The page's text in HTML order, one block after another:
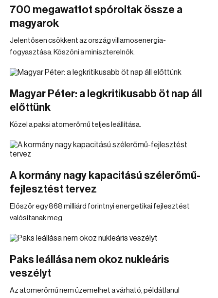
700 megawattot spóroltak össze a
magyarok
Jelentősen csökkent az ország villamosenergia-
fogyasztása. Köszöni a miniszterelnök.
Magyar Péter: a legkritikusabb öt nap áll
előttünk
Közel a paksi atomerőmű teljes leállítása.
A kormány nagy kapacitású szélerőmű-
fejlesztést tervez
Először egy 868 milliárd forintnyi energetikai fejlesztést
valósítanak meg.
Paks leállása nem okoz nukleáris
veszélyt
Az atomerőmű nem üzemelhet a várható, példátlanul